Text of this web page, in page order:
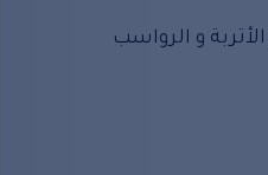
و الرواسب